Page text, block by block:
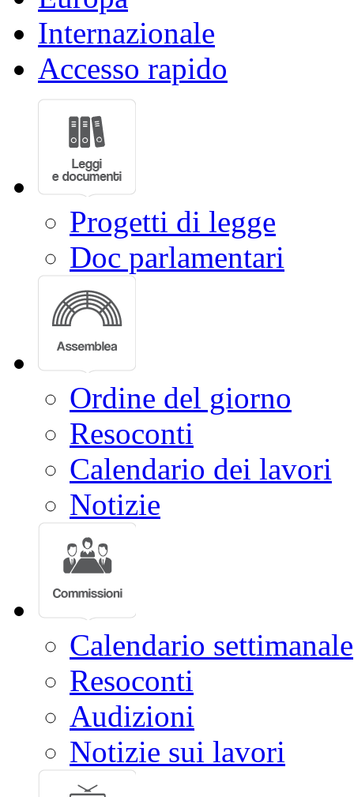
Internazionale
Accesso rapido
Progetti di legge
Doc parlamentari
Ordine del giorno
Resoconti
Calendario dei lavori
Notizie
Calendario settimanale
Resoconti
Audizioni
Notizie sui lavori